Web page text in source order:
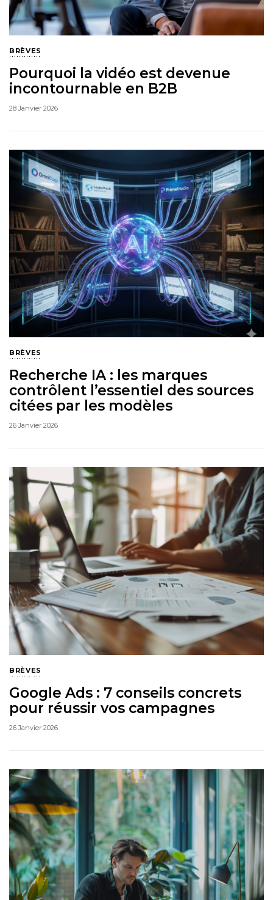
BRÈVES
Pourquoi la vidéo est devenue
incontournable en B2B
28 Janvier 2026
BRÈVES
Recherche IA : les marques
contrôlent l’essentiel des sources
citées par les modèles
26 Janvier 2026
BRÈVES
Google Ads : 7 conseils concrets
pour réussir vos campagnes
26 Janvier 2026